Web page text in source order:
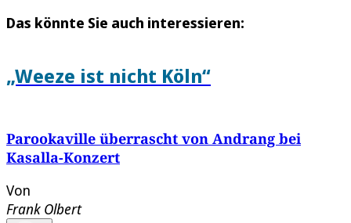
Das könnte Sie auch interessieren:
„Weeze ist nicht Köln“
Parookaville überrascht von Andrang bei
Kasalla-Konzert
Von
Frank Olbert